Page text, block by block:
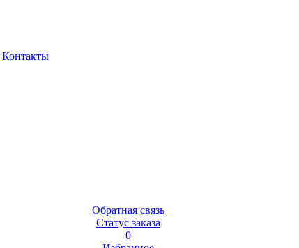
Контакты
Обратная связь
Статус заказа
0